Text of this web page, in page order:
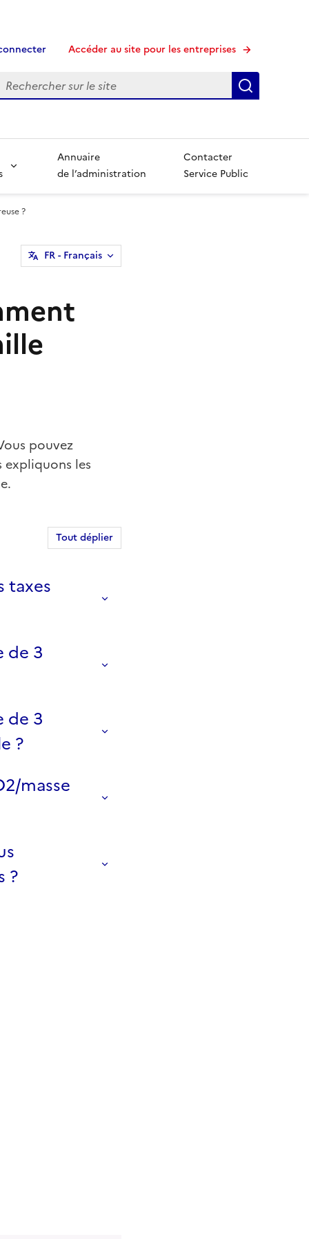
Accéder au site pour les entreprises
Recherche
Annuaire
de l’administration
Contacter
Service Public
?
FR- Français
pouvez
expliquons les
Tout déplier
taxes
de 3
de 3
?
masse
?